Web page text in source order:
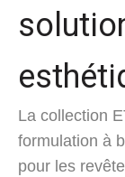
La collection
formulation à
pour les